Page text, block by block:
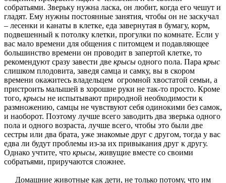
собратьями. Зверьку нужна ласка, он любит, когда его чешут и
гладят. Ему нужны постоянные занятия, чтобы он не заскучал
– лесенки и канаты в клетке, еда завернутая в бумагу, корм,
подвешенный к потолку клетки, прогулки по комнате. Если у
вас мало времени для общения с питомцем и подавляющее
большинство времени он проводит в запертой клетке, то
рекомендуют сразу завести две крысы одного пола. Пара крыс
слишком плодовита, заведя самца и самку, вы в скором
времени окажитесь владельцем огромной хвостатой семьи, а
пристроить малышей в хорошие руки не так-то просто. Кроме
того, крысы не испытывают природной необходимости к
размножению, самцы не чувствуют себя одинокими без самок,
и наоборот. Поэтому лучше всего заводить два зверька одного
пола и одного возраста, лучше всего, чтобы это были две
сестры или два брата, уже знакомые друг с другом, тогда у вас
едва ли будут проблемы из-за их привыкания друг к другу.
Однако учтите, что крысы, живущие вместе со своими
собратьями, приручаются сложнее.
Домашние животные как дети, не только потому, что им